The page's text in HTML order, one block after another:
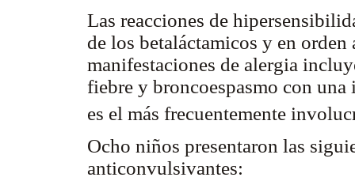
Las reacciones de
de los betaláctamicos y en
manifestaciones de alergia
fiebre y broncoespasmo con
es el más frecuentemente
Ocho niños presentaron las
anticonvulsivantes: